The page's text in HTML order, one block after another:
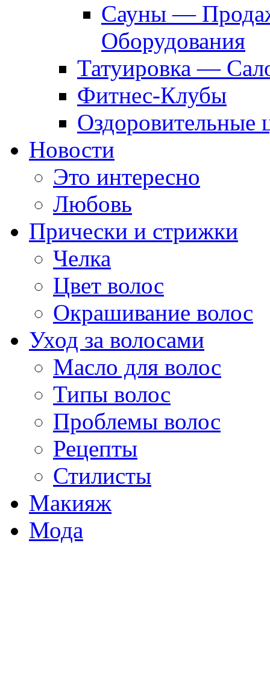
Сауны —
Оборудования
Татуировка —
Фитнес-Клубы
Оздоровительные
Новости
Это интересно
Любовь
Прически и стрижки
Челка
Цвет волос
Окрашивание волос
Уход за волосами
Масло для волос
Типы волос
Проблемы волос
Рецепты
Стилисты
Макияж
Мода